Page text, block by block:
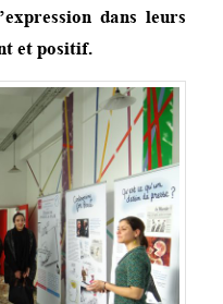
dans leurs
et positif.